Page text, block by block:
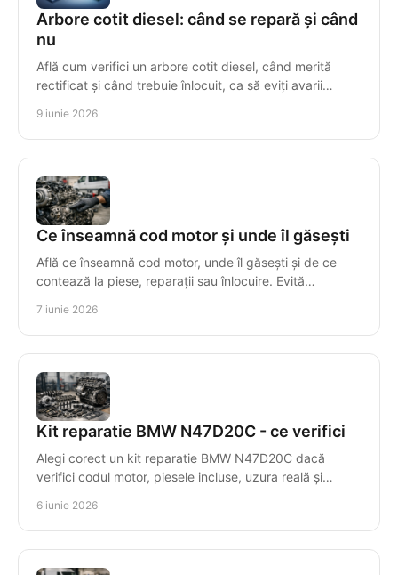
Arbore cotit diesel: când se repară și când
nu
Află cum verifici un arbore cotit diesel, când merită
rectificat și când trebuie înlocuit, ca să eviți avarii
9 iunie 2026
Ce înseamnă cod motor și unde îl găsești
Află ce înseamnă cod motor, unde îl găsești și de ce
contează la piese, reparații sau înlocuire. Evită
7 iunie 2026
Kit reparatie BMW N47D20C - ce verifici
Alegi corect un kit reparatie BMW N47D20C dacă
verifici codul motor, piesele incluse, uzura reală și
6 iunie 2026